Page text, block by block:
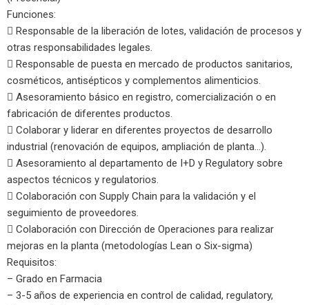
Funciones:
 Responsable de la liberación de lotes, validación de procesos y
otras responsabilidades legales.
 Responsable de puesta en mercado de productos sanitarios,
cosméticos, antisépticos y complementos alimenticios.
 Asesoramiento básico en registro, comercialización o en
fabricación de diferentes productos.
 Colaborar y liderar en diferentes proyectos de desarrollo
industrial (renovación de equipos, ampliación de planta…).
 Asesoramiento al departamento de I+D y Regulatory sobre
aspectos técnicos y regulatorios.
 Colaboración con Supply Chain para la validación y el
seguimiento de proveedores.
 Colaboración con Dirección de Operaciones para realizar
mejoras en la planta (metodologías Lean o Six-sigma)
Requisitos:
– Grado en Farmacia
– 3-5 años de experiencia en control de calidad, regulatory,